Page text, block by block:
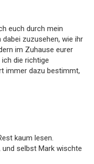
euch durch mein
zuzusehen, wie ihr
im Zuhause eurer
die richtige
immer dazu bestimmt,
kaum lesen.
selbst Mark wischte